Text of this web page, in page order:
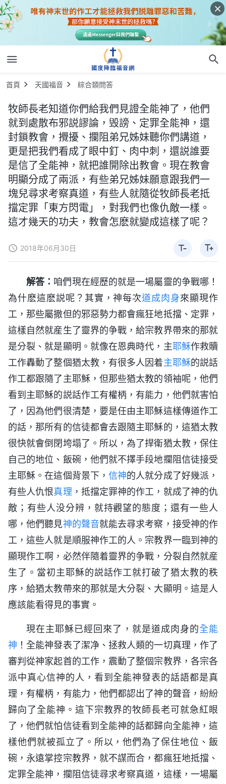
首頁 天國福音 綜合類問答
牧師長老知道你們給我們見證全能神了，他們
就到處散布邪説謬論，毁謗、定罪全能神，還
封鎖教會，攪擾、攔阻弟兄姊妹聽你們講道，
更是把我們看成了眼中釘、肉中刺，還説誰要
是信了全能神，就把誰開除出教會。現在教會
明顯分成了兩派，有些弟兄姊妹願意跟我們一
塊兒尋求考察真道，有些人就隨從牧師長老抵
擋定罪「東方閃電」，對我們也像仇敵一樣。
這才幾天的功夫，教會怎麽就變成這樣了呢？
2018年06月30日
解答： 咱們現在經歷的就是一場屬靈的争戰哪！
為什麽這麽説呢？其實，神每次道成肉身來顯現作
工，那些屬撒但的邪惡勢力都會瘋狂地抵擋、定罪，
這樣自然就産生了靈界的争戰，給宗教界帶來的那就
是分裂、就是顯明。就像在恩典時代，主耶穌作救贖
工作轟動了整個猶太教，有很多人因着主耶穌的説話
作工都跟隨了主耶穌，但那些猶太教的領袖呢，他們
看到主耶穌的説話作工有權柄，有能力，他們就害怕
了，因為他們很清楚，要是任由主耶穌這樣傳道作工
的話，那所有的信徒都會去跟隨主耶穌的，這猶太教
很快就會倒閉垮塌了。所以，為了捍衛猶太教，保住
自己的地位、飯碗，他們就不擇手段地攔阻信徒接受
主耶穌。在這個背景下， 信神的人就分成了好幾派，
有些人仇恨真理 ，抵擋定罪神的作工，就成了神的仇
敵；有些人没分辨，就持觀望的態度；還有一些人
哪，他們聽見神的聲音就能去尋求考察，接受神的作
工，這些人就是順服神作工的人。宗教界一臨到神的
顯現作工啊，必然伴隨着靈界的争戰，分裂自然就産
生了。當初主耶穌的説話作工就打破了猶太教的秩
序，給猶太教帶來的那就是大分裂、大顯明。這是人
應該能看得見的事實。
現在主耶穌已經回來了，就是道成肉身的全能
神 ！全能神發表了潔净、拯救人類的一切真理，作了
審判從神家起首的工作，震動了整個宗教界，各宗各
派中真心信神的人，看到全能神發表的話語都是真
理，有權柄，有能力，他們都認出了神的聲音，紛紛
歸向了全能神。這下宗教界的牧師長老可就急紅眼
了，他們就怕信徒看到全能神的話都歸向全能神，這
樣他們就被孤立了。所以，他們為了保住地位、飯
碗，永遠掌控宗教界，就不謀而合，都瘋狂地抵擋、
定罪全能神，攔阻信徒尋求考察真道，這樣，一場屬